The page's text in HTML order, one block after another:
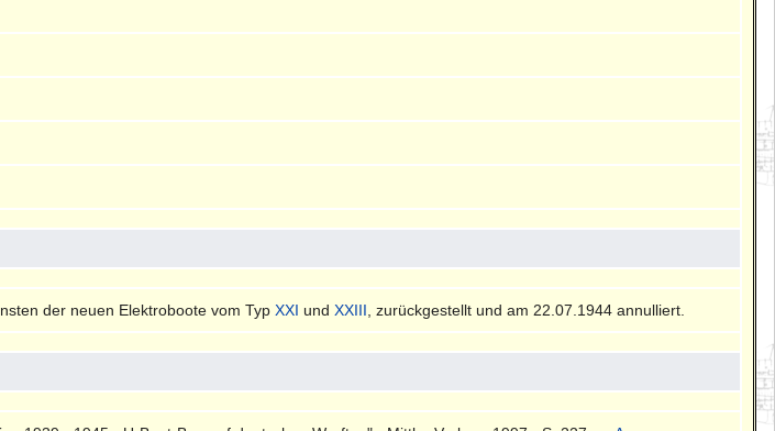
der neuen Elektroboote vom TypXXI undXXIII , zurückgestellt und am 22.07.1944 annulliert.